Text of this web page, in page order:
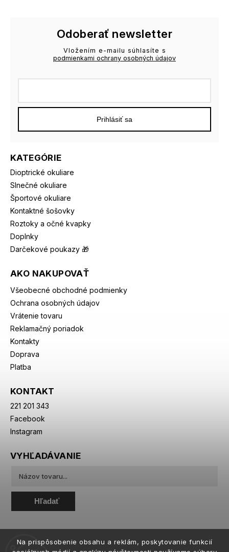
Na prispôsobenie obsahu a reklám, poskytovanie funkcií
KATEGÓRIE
Dioptrické okuliare
Slnečné okuliare
Športové okuliare
Kontaktné šošovky
Roztoky a očné kvapky
Doplnky
Darčekové poukazy 🎁
AKO NAKUPOVAŤ
Všeobecné obchodné podmienky
Ochrana osobných údajov
Vrátenie tovaru
Reklamačný poriadok
Kontakty
Doprava
Platba
KONTAKT
221 201 343
Facebook
Instagram
Odoberať newsletter
Vložením e-mailu súhlasíte s
podmienkami ochrany osobných údajov
Prihlásiť sa
VYHĽADÁVANIE
Hľadať